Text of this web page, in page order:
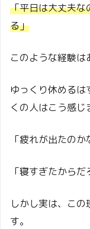
「平日は大丈夫な
る」
このような経験は
ゆっくり休める
くの人はこう感じ
「疲れが出たのか
「寝すぎたからだ
しかし実は、こ
す。